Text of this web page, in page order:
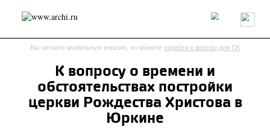
Россия Мир Технологии Интерьер Пресса
Архитекторы
send.project Анонсы конкурсов
Блог
Журнал
Интервью Исследование
Мнение
Результаты конкурса
Вы читаете мобильную версию, но можете перейти к версии для ПК
К вопросу о времени и
обстоятельствах постройки
церкви Рождества Христова в
Юркине